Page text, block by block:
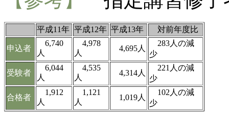
平成11年 平成12年 平成13年 対前年度比
申込者
6,740
人
4,978
人
4,695人
283人の減
少
受験者
6,044
人
4,535
人
4,314人
221人の減
少
合格者
1,912
人
1,121
人
1,019人
102人の減
少